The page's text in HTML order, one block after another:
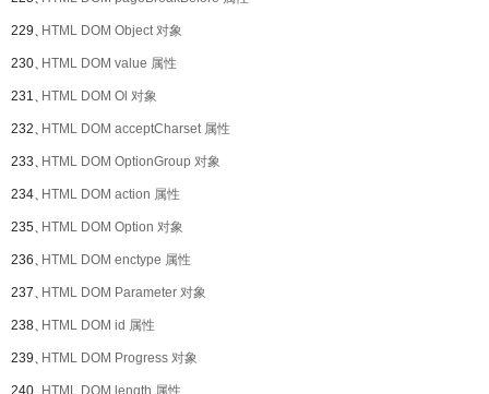
229、HTML DOM Object 对象
230、HTML DOM value 属性
231、HTML DOM Ol 对象
232、HTML DOM acceptCharset 属性
233、HTML DOM OptionGroup 对象
234、HTML DOM action 属性
235、HTML DOM Option 对象
236、HTML DOM enctype 属性
237、HTML DOM Parameter 对象
238、HTML DOM id 属性
239、HTML DOM Progress 对象
240、HTML DOM length 属性